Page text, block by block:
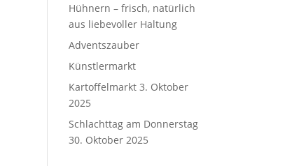
Hühnern – frisch, natürlich
aus liebevoller Haltung
Adventszauber
Künstlermarkt
Kartoffelmarkt 3. Oktober
2025
Schlachttag am Donnerstag
30. Oktober 2025